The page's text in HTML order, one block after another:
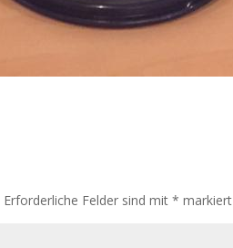
Erforderliche Felder sind mit * markiert